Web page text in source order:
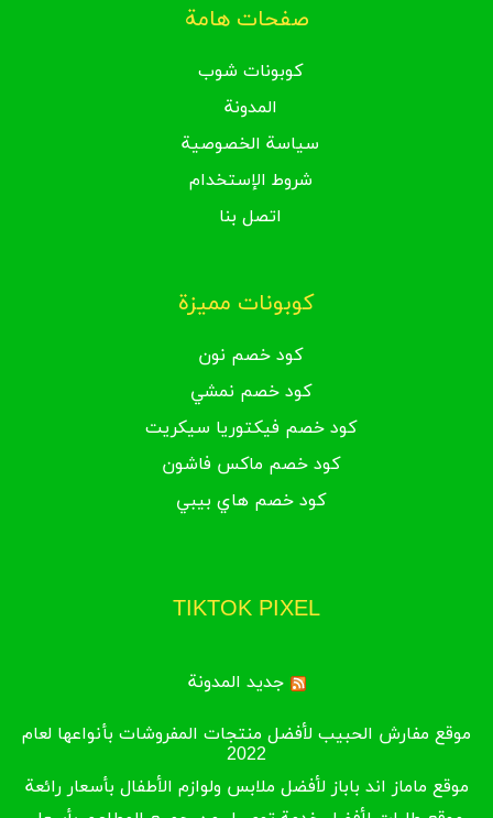
صفحات هامة
كوبونات شوب
المدونة
سياسة الخصوصية
شروط الإستخدام
اتصل بنا
كوبونات مميزة
كود خصم نون
كود خصم نمشي
كود خصم فيكتوريا سيكريت
كود خصم ماكس فاشون
كود خصم هاي بيبي
TIKTOK PIXEL
جديد المدونة
موقع مفارش الحبيب لأفضل منتجات المفروشات بأنواعها لعام
2022
موقع ماماز اند باباز لأفضل ملابس ولوازم الأطفال بأسعار رائعة